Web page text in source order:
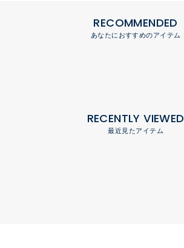
RECOMMENDED
あなたにおすすめのアイテム
RECENTLY VIEWED
最近見たアイテム